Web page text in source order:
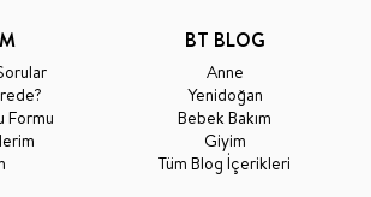
Formu
BT BLOG
Anne
Yenidoğan
Bebek Bakım
Giyim
Tüm Blog İçerikleri